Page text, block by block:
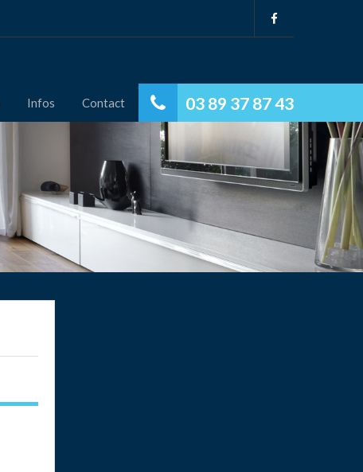
03 89 37 87 43
Infos Contact